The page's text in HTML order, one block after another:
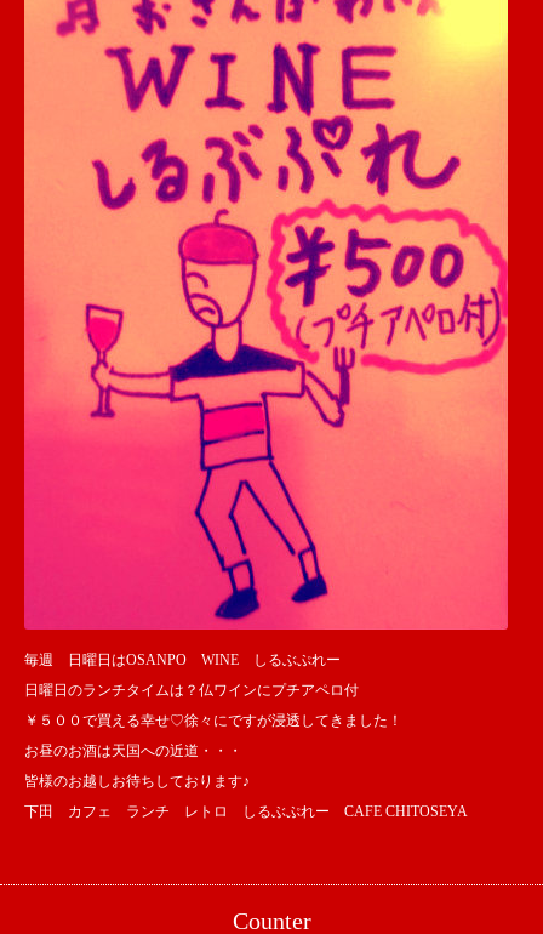
毎週 日曜日はOSANPO WINE しるぶぷれー
日曜日のランチタイムは？仏ワインにプチアペロ付
￥５００で買える幸せ♡徐々にですが浸透してきました！
お昼のお酒は天国への近道・・・
皆様のお越しお待ちしております♪
下田 カフェ ランチ レトロ しるぶぷれー CAFE CHITOSEYA
Counter